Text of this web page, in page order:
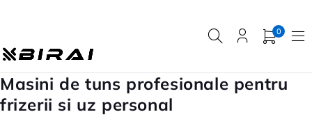
0
Masini de tuns profesionale pentru
frizerii si uz personal